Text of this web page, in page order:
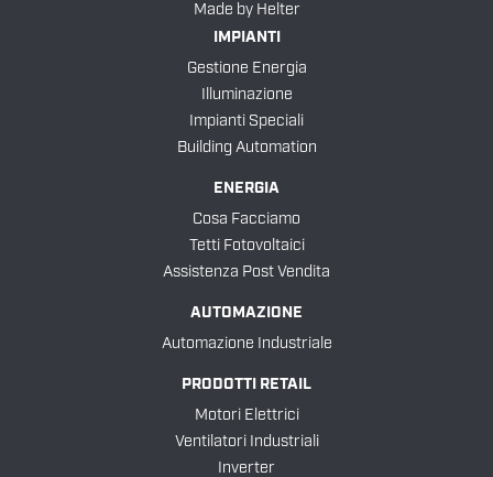
Made by Helter
IMPIANTI
Gestione Energia
Illuminazione
Impianti Speciali
Building Automation
ENERGIA
Cosa Facciamo
Tetti Fotovoltaici
Assistenza Post Vendita
AUTOMAZIONE
Automazione Industriale
PRODOTTI RETAIL
Motori Elettrici
Ventilatori Industriali
Inverter